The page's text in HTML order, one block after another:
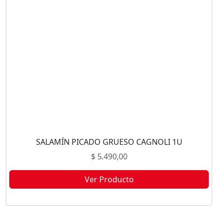
SALAMÍN PICADO GRUESO CAGNOLI 1U
$5.490,00
Ver Producto